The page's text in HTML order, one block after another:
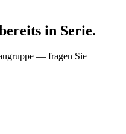
in Serie.
— fragen Sie